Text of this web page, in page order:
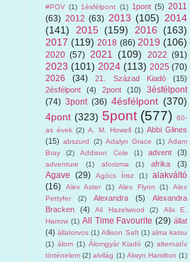
#POV (1) 1ésfélpont (1) 1pont (5) 2011
(63) 2012 (63) 2013 (105) 2014
(141)
2015 (159) 2016
(163)
2017 (119) 2018 (86) 2019 (106)
2020 (57) 2021 (109) 2022 (91)
2023 (101) 2024 (113) 2025 (70)
2026
(34) 21. Század Kiadó
(15)
2ésfélpont
(4) 2pont (10)
3ésfélpont
(74) 3pont (36) 4ésfélpont (370)
4pont (323) 5pont (577) 60-
as évek (2) A. M. Howell (1) Abbi Glines
(15) abszurd (2) Adalyn Grace (1) Adam
Bray
(2) Addison Cole (1) advent (3)
adventure (1) aforizma (1) afrika (3)
Agave (29) Agócs Írisz (1)
alakváltó
(16)
Alex Aster (1) Alex Flynn (1)
Alex
Pettyfer
(2) Alexandra (5)
Alexandra
Bracken
(4) Ali Hazelwood (2)
Alix E.
Harrow (1) All Time Favourite (29) állat
(4) állatorvos (1) Allison Saft (1) alma katsu
(1) álom (1) Álomgyár Kiadó (2) alternatív
történelem (2) alvilág (1) Alwyn Hamilton (1)